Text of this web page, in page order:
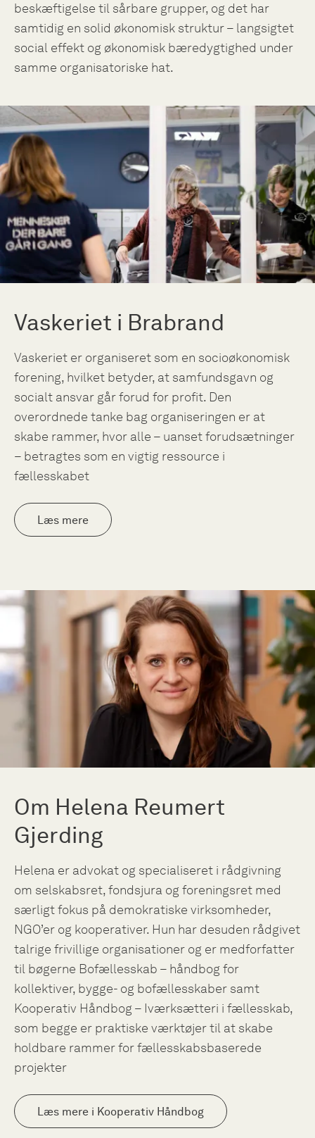
beskæftigelse til sårbare grupper, og det har
samtidig en solid økonomisk struktur – langsigtet
social effekt og økonomisk bæredygtighed under
samme organisatoriske hat.
Vaskeriet i Brabrand
Vaskeriet er organiseret som en socioøkonomisk
forening, hvilket betyder, at samfundsgavn og
socialt ansvar går forud for profit. Den
overordnede tanke bag organiseringen er at
skabe rammer, hvor alle – uanset forudsætninger
– betragtes som en vigtig ressource i
fællesskabet
Læs mere
Om Helena Reumert
Gjerding
Helena er advokat og specialiseret i rådgivning
om selskabsret, fondsjura og foreningsret med
særligt fokus på demokratiske virksomheder,
NGO’er og kooperativer. Hun har desuden rådgivet
talrige frivillige organisationer og er medforfatter
til bøgerne Bofællesskab – håndbog for
kollektiver, bygge- og bofællesskaber samt
Kooperativ Håndbog – Iværksætteri i fællesskab,
som begge er praktiske værktøjer til at skabe
holdbare rammer for fællesskabsbaserede
projekter
Læs mere i Kooperativ Håndbog